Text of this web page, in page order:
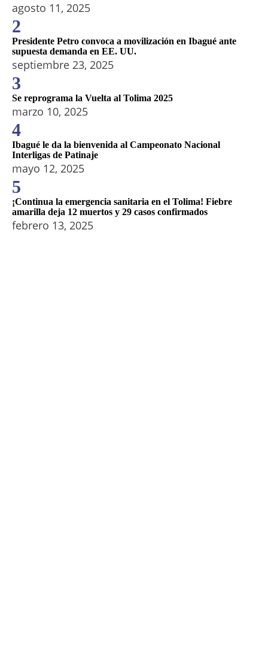
agosto 11, 2025
2
Presidente Petro convoca a movilización en Ibagué ante
supuesta demanda en EE. UU.
septiembre 23, 2025
3
Se reprograma la Vuelta al Tolima 2025
marzo 10, 2025
4
Ibagué le da la bienvenida al Campeonato Nacional
Interligas de Patinaje
mayo 12, 2025
5
¡Continua la emergencia sanitaria en el Tolima! Fiebre
amarilla deja 12 muertos y 29 casos confirmados
febrero 13, 2025